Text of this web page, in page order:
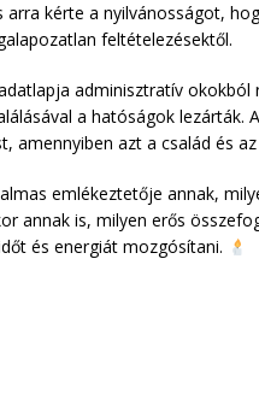
arra kérte a nyilvánosságot,
feltételezésektől.
adminisztratív
a hatóságok lezárták.
amennyiben azt a család és
emlékeztetője annak,
annak is, milyen erős
és energiát mozgósítani.